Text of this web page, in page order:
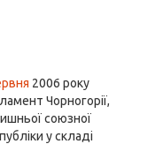
2006 року
Чорногорії,
союзної
у складі